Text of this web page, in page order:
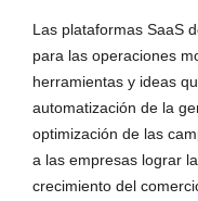
Las plataformas SaaS
para las operaciones
herramientas y ideas
automatización de la
optimización de las
a las empresas lograr
crecimiento del